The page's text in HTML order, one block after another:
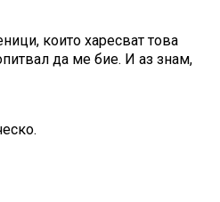
които харесват това
да ме бие. И аз знам,